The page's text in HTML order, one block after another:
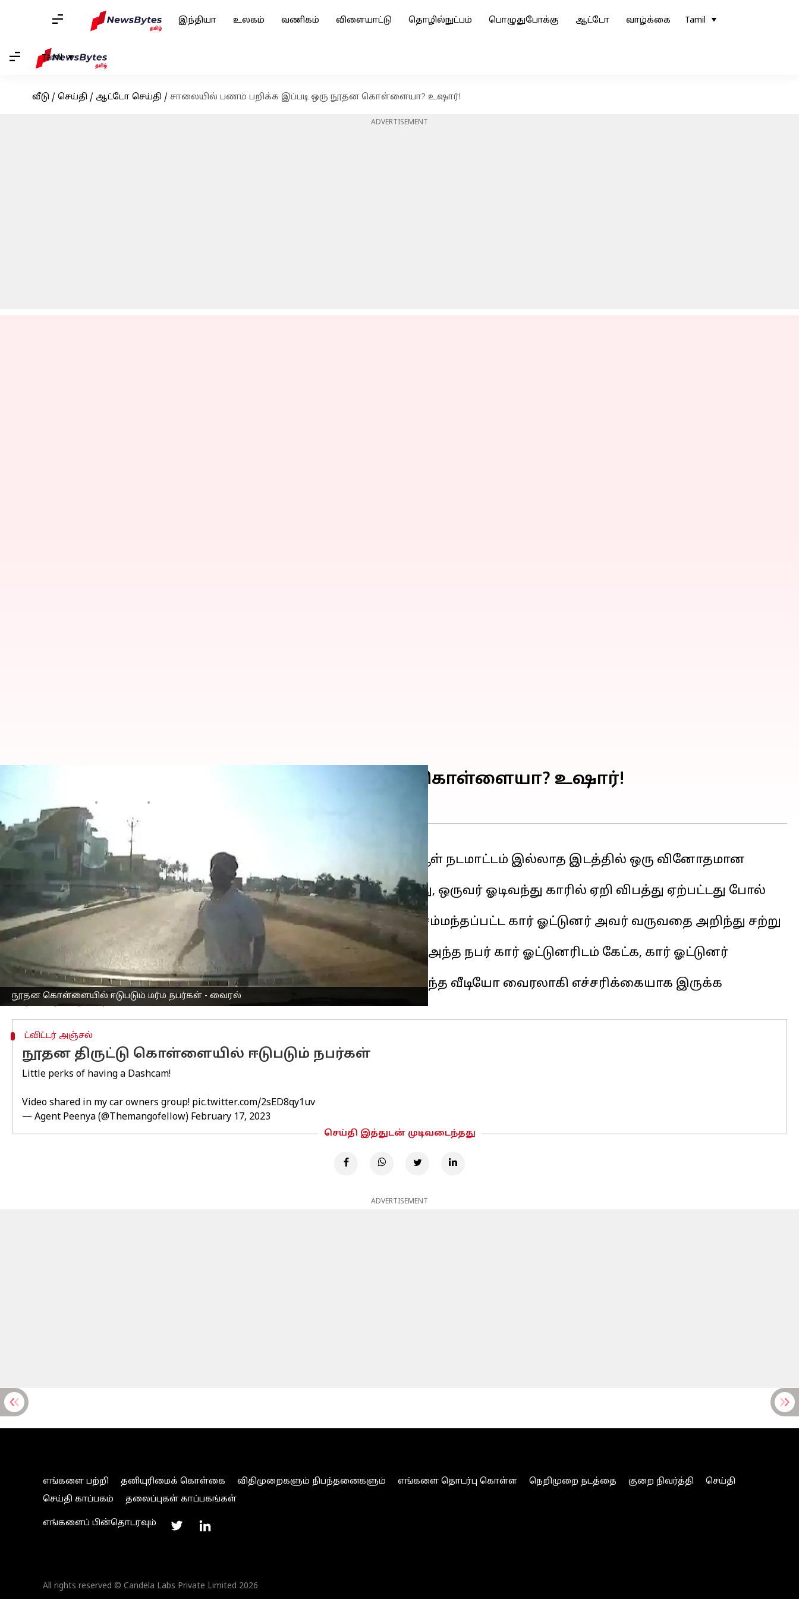
இந்தியா உலகம் வணிகம் விளையாட்டு தொழில்நுட்பம் பொழுதுபோக்கு ஆட்டோ வாழ்க்கை Tamil
Tamil
வீடு / செய்தி / ஆட்டோ செய்தி / சாலையில் பணம் பறிக்க இப்படி ஒரு நூதன கொள்ளையா? உஷார்!
ADVERTISEMENT
நூதன கொள்ளையில் ஈடுபடும் மர்ம நபர்கள் - வைரல்
சாலையில் பணம் பறிக்க இப்படி ஒரு நூதன கொள்ளையா? உஷார்!
Siranjeevi
செய்தி முன்னோட்டம்
சாலையில் வழிப்பறி கொள்ளைஇந்தியா
வில் அதிகரித்துள்ளது. ஆள் நடமாட்டம் இல்லாத இடத்தில் ஒரு வினோதமான
கொள்ளை சம்பவம் ஈடுப்படுவதாக தகவல்கள் வெளியாகியுள்ளது.
தென் இந்தியாவில் ஒரு மாநிலத்தில் ஒருவர் காரில் செல்லும்போது, ஒருவர் ஓடிவந்து காரில் ஏறி விபத்து ஏற்பட்டது போல்
விழுகிறார்.
இவர் செய்யும் செயல் காரின் டேஷ்காம் கேமராவில் பதிவாகிறது. சம்மந்தப்பட்ட கார் ஓட்டுனர் அவர் வருவதை அறிந்து சற்று
தூரத்திற்கு முன்பாகவே காரை நிறுத்தியுள்ளார்.
அந்த நபர் வேண்டுமென்ற செயல்பட்டது தெரிகிறது. பணம் பறிக்க அந்த நபர் கார் ஓட்டுனரிடம் கேட்க, கார் ஓட்டுனர்
சிம்பிளாக காரில் கேமிரா உள்ளதை கூறுகிறார்.
உடனே அங்கிருந்து அந்த நபர் சுதாரித்துக்கொண்டு செல்கிறார். இந்த வீடியோ வைரலாகி எச்சரிக்கையாக இருக்க
ட்விட்டர் அஞ்சல்
நூதன திருட்டு கொள்ளையில் ஈடுபடும் நபர்கள்
Little perks of having a Dashcam!
Video shared in my car owners group! pic.twitter.com/2sED8qy1uv
— Agent Peenya (@Themangofellow) February 17, 2023
செய்தி இத்துடன் முடிவடைந்தது
ADVERTISEMENT
எங்களை பற்றி தனியுரிமைக் கொள்கை விதிமுறைகளும் நிபந்தனைகளும் எங்களை தொடர்பு கொள்ள நெறிமுறை நடத்தை குறை நிவர்த்தி
செய்தி
செய்தி காப்பகம்
தலைப்புகள் காப்பகங்கள்
எங்களைப் பின்தொடரவும்
All rights reserved © Candela Labs Private Limited 2026